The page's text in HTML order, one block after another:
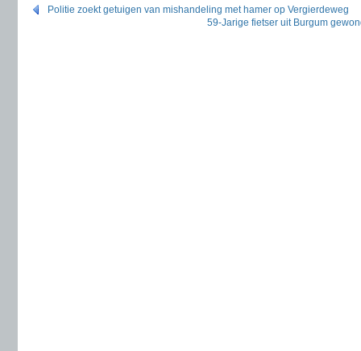
Politie zoekt getuigen van mishandeling met hamer op Vergierdeweg
59-Jarige fietser uit Burgum